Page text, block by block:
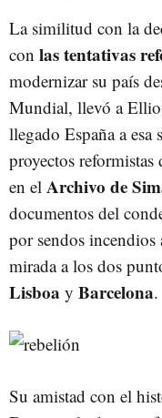
La similitud con la
con las tentativas
modernizar su país
Mundial, llevó a
llegado España a esa
proyectos reformistas
en el Archivo de
documentos del
por sendos
mirada a los dos
Lisboa y Barcelona.
Su amistad con el